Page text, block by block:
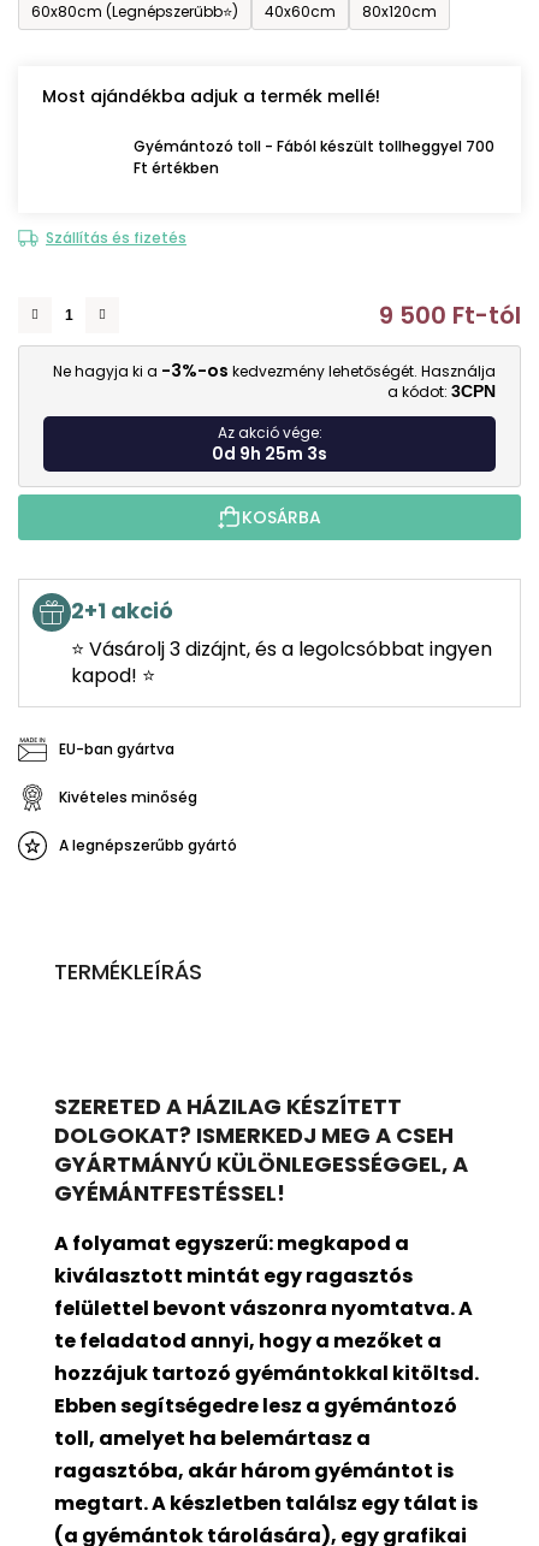
60x80cm (Legnépszerűbb⭐)
40x60cm 80x120cm
Most ajándékba adjuk a termék mellé!
Gyémántozó toll - Fából készült tollheggyel 700
Ft értékben
Szállítás és fizetés
9 500 Ft-tól
Ne hagyja ki a -3%-os kedvezmény lehetőségét. Használja
a kódot: 3CPN
Az akció vége:
0d 9h 25m 2s
KOSÁRBA
2+1 akció
⭐ Vásárolj 3 dizájnt, és a legolcsóbbat ingyen
kapod! ⭐
EU-ban gyártva
Kivételes minőség
A legnépszerűbb gyártó
TERMÉKLEÍRÁS
SZERETED A HÁZILAG KÉSZÍTETT
DOLGOKAT? ISMERKEDJ MEG A CSEH
GYÁRTMÁNYÚ KÜLÖNLEGESSÉGGEL, A
GYÉMÁNTFESTÉSSEL!
A folyamat egyszerű: megkapod a
kiválasztott mintát egy ragasztós
felülettel bevontvászonra nyomtatva. A
te feladatod annyi, hogy a mezőket a
hozzájuk tartozó gyémántokkal kitöltsd.
Ebben segítségedre lesz a gyémántozó
toll, amelyet ha belemártasz a
ragasztóba, akár három gyémántot is
megtart. A készletben találsz egy tálat is
(a gyémántok tárolására), egy grafikai